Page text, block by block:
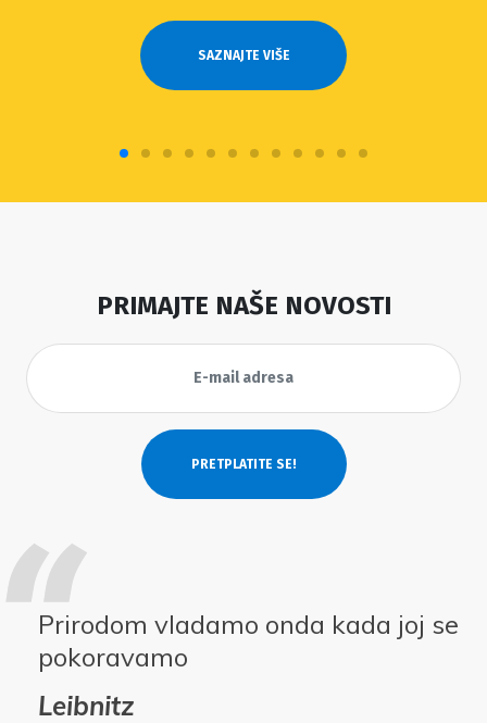
SAZNAJTE VIŠE
PRIMAJTE NAŠE NOVOSTI
Prirodom vladamo onda kada joj se
pokoravamo
Leibnitz